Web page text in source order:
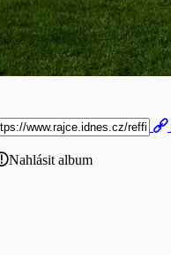
Nahlásit album